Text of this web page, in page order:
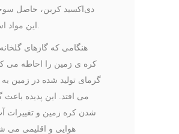
دی‌اکسید کربن، حاصل
هنگامی که گازهای
کره ی زمین را احاطه می
گرمای تولید شده در زمین به
می افتد. این پدیده باعث
شدن کره زمین و تغییرات
هوایی و اقلیمی می